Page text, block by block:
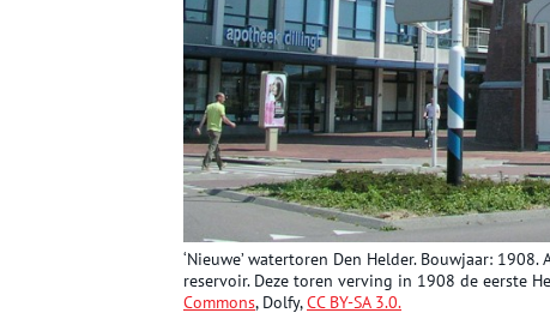
‘Nieuwe’ watertoren Den Helder. Bouwjaar:
reservoir. Deze toren verving in 1908 de eerste
Commons, Dolfy,CC BY-SA 3.0.